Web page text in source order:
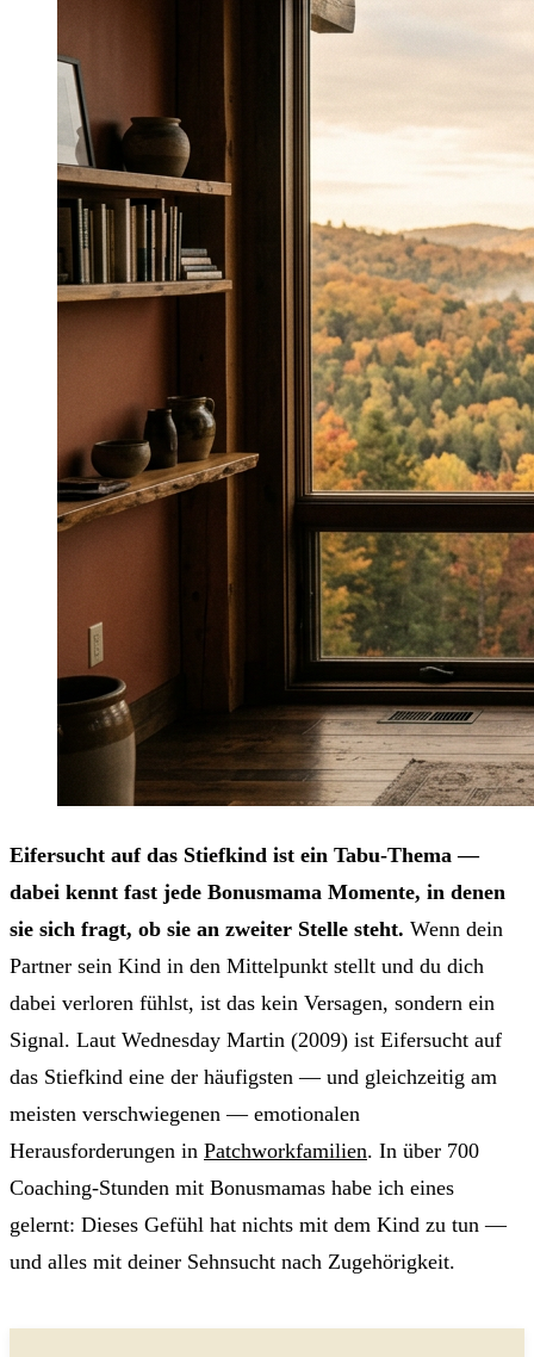
Eifersucht auf das Stiefkind ist ein Tabu-Thema —
dabei kennt fast jede Bonusmama Momente, in denen
sie sich fragt, ob sie an zweiter Stelle steht. Wenn dein
Partner sein Kind in den Mittelpunkt stellt und du dich
dabei verloren fühlst, ist das kein Versagen, sondern ein
Signal. Laut Wednesday Martin (2009) ist Eifersucht auf
das Stiefkind eine der häufigsten — und gleichzeitig am
meisten verschwiegenen — emotionalen
Herausforderungen in Patchworkfamilien. In über 700
Coaching-Stunden mit Bonusmamas habe ich eines
gelernt: Dieses Gefühl hat nichts mit dem Kind zu tun —
und alles mit deiner Sehnsucht nach Zugehörigkeit.